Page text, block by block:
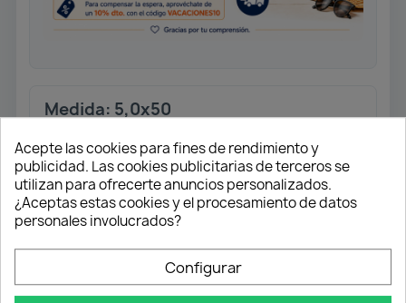
Medida: 5,0x50
Cabeza plana.
Ranura en cruz Z2. Punta 4CUT.
Acabado Wirox.
Caja 500 unidades
Acepte las cookies para fines de rendimiento y
publicidad. Las cookies publicitarias de terceros se
utilizan para ofrecerte anuncios personalizados.
¿Aceptas estas cookies y el procesamiento de datos
personales involucrados?
Configurar